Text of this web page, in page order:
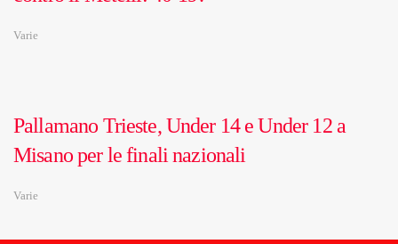
Varie
Pallamano Trieste, Under 14 e Under 12 a
Misano per le finali nazionali
Varie